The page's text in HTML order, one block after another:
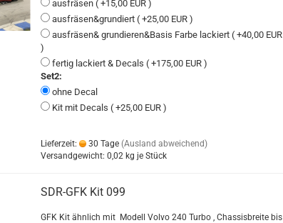
ausfräsen ( +15,00 EUR )
ausfräsen&grundiert ( +25,00 EUR )
ausfräsen& grundieren&Basis Farbe lackiert ( +40,00 EUR
)
fertig lackiert & Decals ( +175,00 EUR )
Set2:
ohne Decal
Kit mit Decals ( +25,00 EUR )
Lieferzeit: 30 Tage (Ausland abweichend)
Versandgewicht: 0,02 kg je Stück
SDR-GFK Kit 099
GFK Kit ähnlich mit Modell Volvo 240 Turbo , Chassisbreite bis